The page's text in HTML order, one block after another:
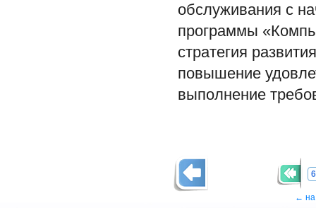
обслуживания с
программы
стратегия
повышение
выполнение
← на